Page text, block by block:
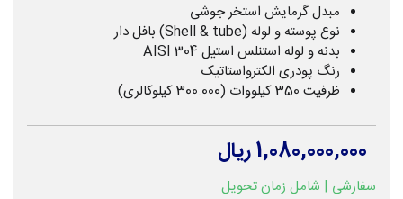
مبدل گرمایش استخر جوشی
نوع پوسته و لوله (Shell & tube) بافل دار
بدنه و لوله استنلس استیل AISI 304
رنگ پودری الکترواستاتیک
ظرفیت 350 کیلووات (300.000 کیلوکالری)
1,080,000,000 ریال
سفارشی | شامل زمان تحویل